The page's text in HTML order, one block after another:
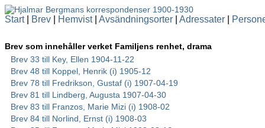
Start| Brev Hemvist| Avsändningsorter Adressater
Brev som innehåller verket Familjens renhet, drama
Brev 33 till Key, Ellen 1904-11-22
Brev 48 till Koppel, Henrik (i) 1905-12
Brev 78 till Fredrikson, Gustaf (i) 1907-04-19
Brev 81 till Lindberg, Augusta 1907-04-30
Brev 83 till Franzos, Marie Mizi (i) 1908-02
Brev 84 till Norlind, Ernst (i) 1908-03